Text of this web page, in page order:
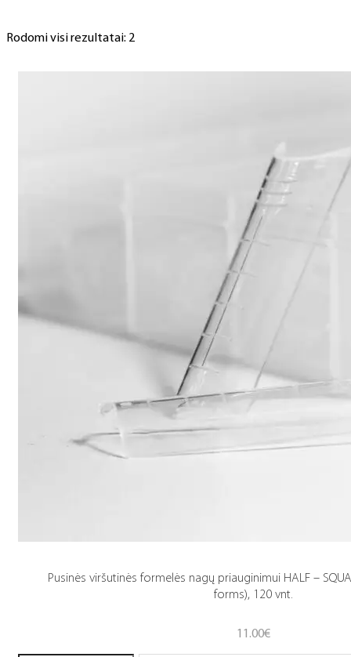
Rodomi visi rezultatai: 2
Pusinės viršutinės formelės nagų priauginimui HALF –
forms), 120 vnt.
11.00€